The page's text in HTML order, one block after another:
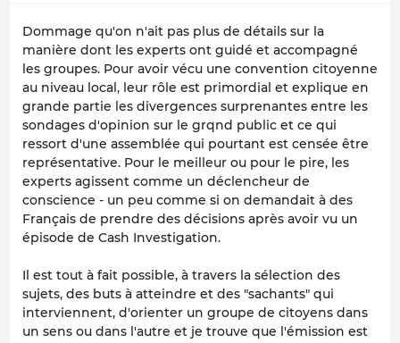
Dommage qu'on n'ait pas plus de détails sur la
manière dont les experts ont guidé et accompagné
les groupes. Pour avoir vécu une convention citoyenne
au niveau local, leur rôle est primordial et explique en
grande partie les divergences surprenantes entre les
sondages d'opinion sur le grqnd public et ce qui
ressort d'une assemblée qui pourtant est censée être
représentative. Pour le meilleur ou pour le pire, les
experts agissent comme un déclencheur de
conscience - un peu comme si on demandait à des
Français de prendre des décisions après avoir vu un
épisode de Cash Investigation.
Il est tout à fait possible, à travers la sélection des
sujets, des buts à atteindre et des "sachants" qui
interviennent, d'orienter un groupe de citoyens dans
un sens ou dans l'autre et je trouve que l'émission est